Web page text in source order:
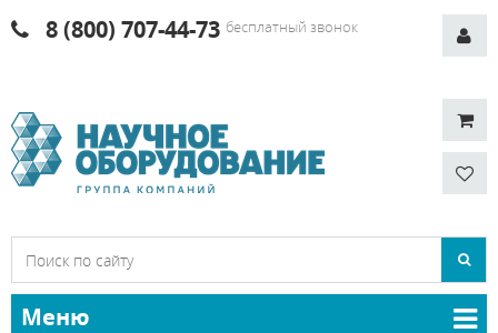
8 (800) 707-44-73 бесплатный звонок
Меню